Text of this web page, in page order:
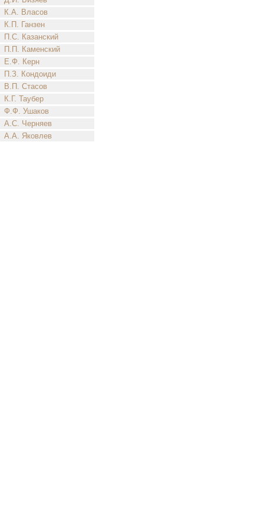
К.А. Власов
К.П. Ганзен
П.С. Казанский
П.П. Каменский
Е.Ф. Керн
П.З. Кондоиди
В.П. Стасов
К.Г. Таубер
Ф.Ф. Ушаков
А.С. Черняев
А.А. Яковлев